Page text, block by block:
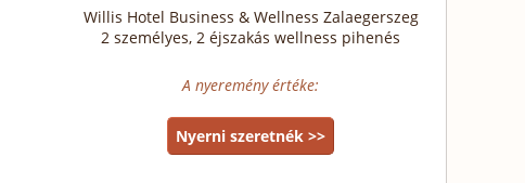
Willis Hotel Business & Wellness Zalaegerszeg
2 személyes, 2 éjszakás wellness pihenés
A nyeremény értéke:
Nyerni szeretnék >>